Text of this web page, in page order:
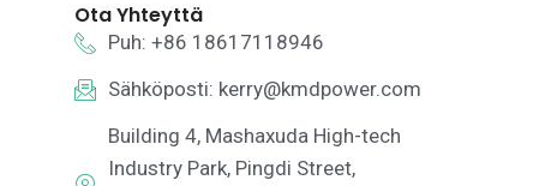
Ota Yhteyttä
Puh: +86 18617118946
Sähköposti: kerry@kmdpower.com
Building 4, Mashaxuda High-tech
Industry Park, Pingdi Street,